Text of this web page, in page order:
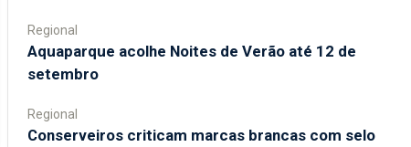
Regional
Aquaparque acolhe Noites de Verão até 12 de
setembro
Regional
Conserveiros criticam marcas brancas com selo